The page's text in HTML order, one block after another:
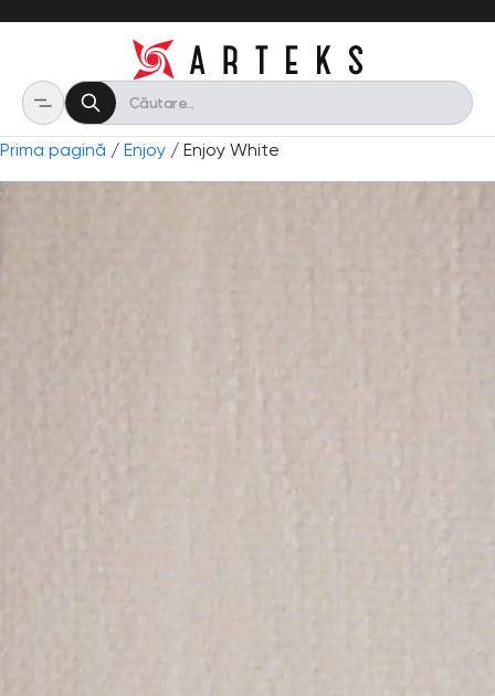
Prima pagină / Enjoy / Enjoy White